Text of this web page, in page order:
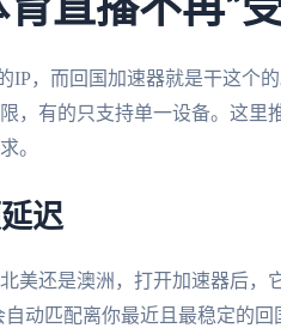
直播不再“
IP，而回国加速器就是干这个
，有的只支持单一设备。这里
。
迟
美还是澳洲，打开加速器后，
动匹配离你最近且最稳定的回